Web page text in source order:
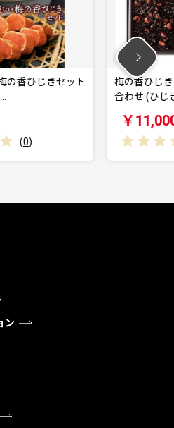
じき・炙りめんたい 詰め
(ひじき1…
直
ン